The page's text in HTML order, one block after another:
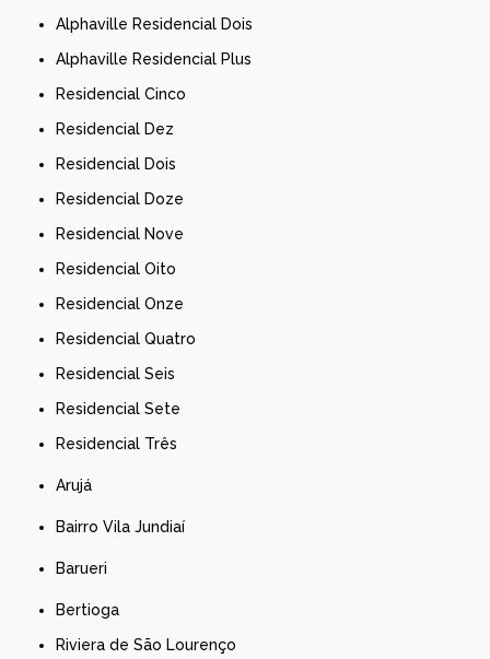
Alphaville Residencial Dois
Alphaville Residencial Plus
Residencial Cinco
Residencial Dez
Residencial Dois
Residencial Doze
Residencial Nove
Residencial Oito
Residencial Onze
Residencial Quatro
Residencial Seis
Residencial Sete
Residencial Três
Arujá
Bairro Vila Jundiaí
Barueri
Bertioga
Riviera de São Lourenço